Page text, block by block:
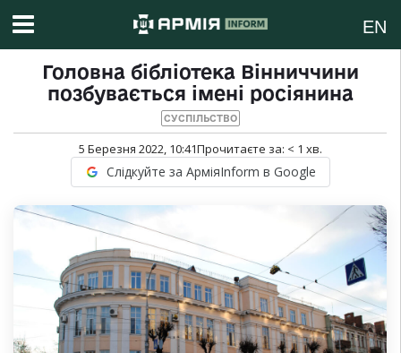
EN
Головна бібліотека Вінниччини
позбувається імені росіянина
СУСПІЛЬСТВО
5 Березня 2022, 10:41Прочитаєте за: < 1 хв.
Слідкуйте за АрміяInform в Google